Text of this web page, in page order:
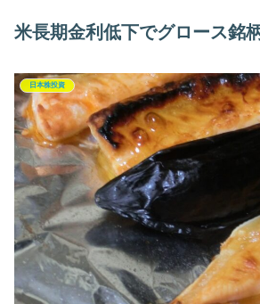
米長期金利低下でグロース銘
日本株投資